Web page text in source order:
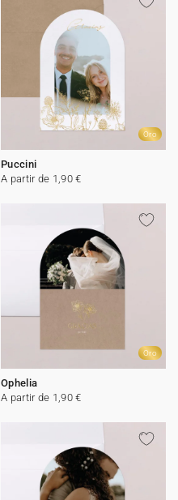
Oro
Puccini
A partir de 1,90 €
Oro
Ophelia
A partir de 1,90 €